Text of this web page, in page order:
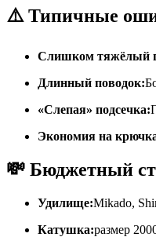
⚠️ Типичные
Слишком тяжёлый
Длинный поводок:
«Слепая» подсечка:
Экономия на
💸 Бюджетный
Удилище:Mikado,
Катушка:размер